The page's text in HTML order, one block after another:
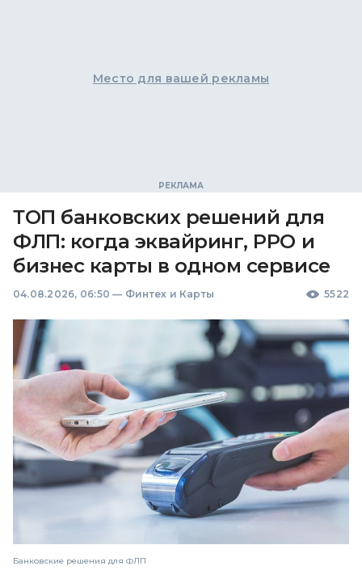
Место для вашей рекламы
ТОП банковских решений для
ФЛП: когда эквайринг, РРО и
бизнес карты в одном сервисе
04.08.2026, 06:50 — Финтех и Карты 5522
Банковские решения для ФЛП